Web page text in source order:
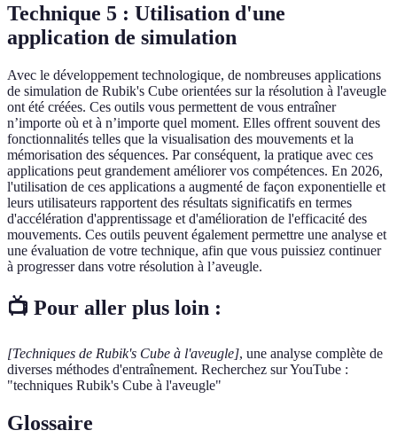
Technique 5 : Utilisation d'une
application de simulation
Avec le développement technologique, de nombreuses applications
de simulation de Rubik's Cube orientées sur la résolution à l'aveugle
ont été créées. Ces outils vous permettent de vous entraîner
n’importe où et à n’importe quel moment. Elles offrent souvent des
fonctionnalités telles que la visualisation des mouvements et la
mémorisation des séquences. Par conséquent, la pratique avec ces
applications peut grandement améliorer vos compétences. En 2026,
l'utilisation de ces applications a augmenté de façon exponentielle et
leurs utilisateurs rapportent des résultats significatifs en termes
d'accélération d'apprentissage et d'amélioration de l'efficacité des
mouvements. Ces outils peuvent également permettre une analyse et
une évaluation de votre technique, afin que vous puissiez continuer
à progresser dans votre résolution à l’aveugle.
📺 Pour aller plus loin :
[Techniques de Rubik's Cube à l'aveugle], une analyse complète de
diverses méthodes d'entraînement. Recherchez sur YouTube :
"techniques Rubik's Cube à l'aveugle"
Glossaire